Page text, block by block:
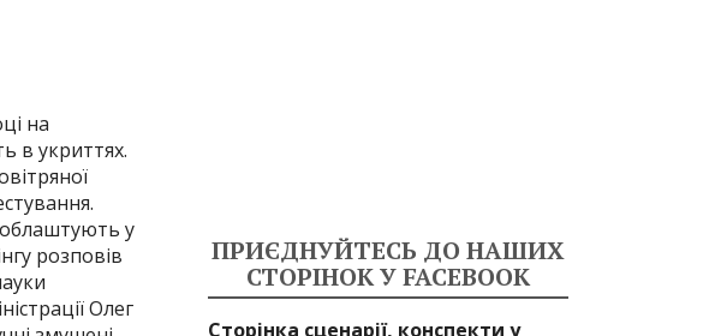
на
в укриттях.
у
розповів
Олег
ПРИЄДНУЙТЕСЬ ДО НАШИХ
СТОРІНОК У FACEBOOK
Сторінка сценарії, конспекти у